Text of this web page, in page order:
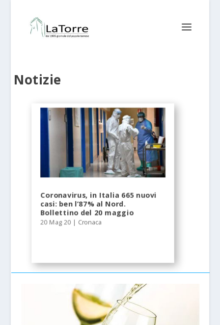
Notizie
Coronavirus, in Italia 665 nuovi
casi: ben l’87% al Nord.
Bollettino del 20 maggio
20 Mag 20 | Cronaca